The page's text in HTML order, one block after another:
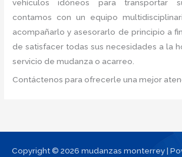
vehículos idóneos para transportar
contamos con un equipo
acompañarlo y asesorarlo de principio a
de satisfacer todas sus necesidades a la
servicio de mudanza o acarreo.
Contáctenos para ofrecerle una mejor
Copyright © 2026 mudanzas monterrey |